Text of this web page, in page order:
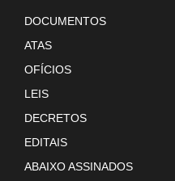
DOCUMENTOS
ATAS
OFÍCIOS
LEIS
DECRETOS
EDITAIS
ABAIXO ASSINADOS